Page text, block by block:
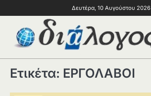
Δευτέρα, 10 Αυγούστου 2026
Ετικέτα: ΕΡΓΟΛΑΒΟΙ